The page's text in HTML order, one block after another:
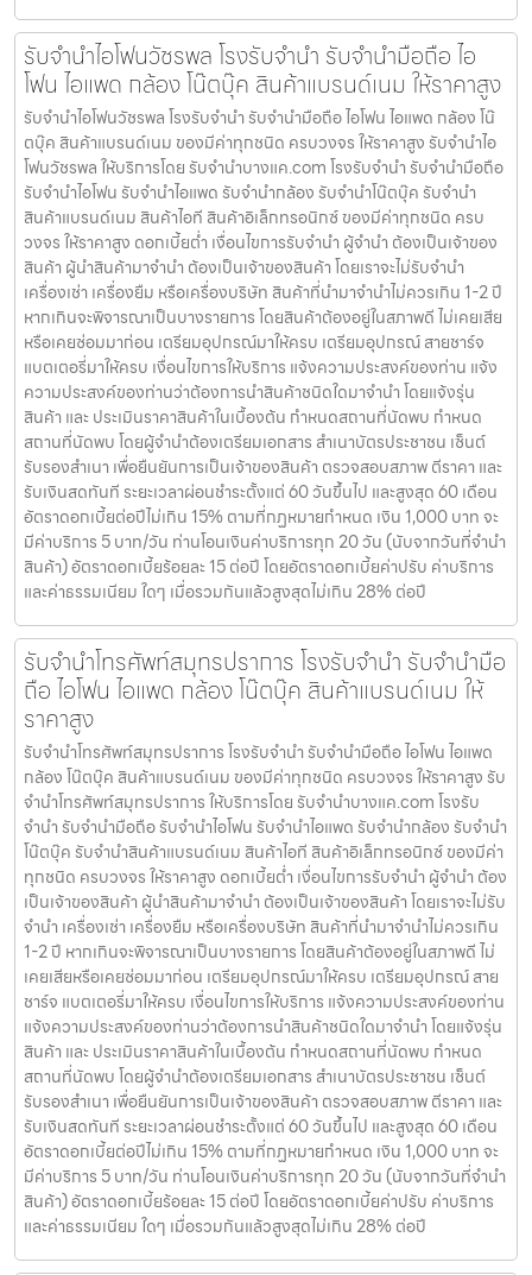
รับจำนำไอโฟนวัชรพล โรงรับจำนำ รับจำนำมือถือ ไอ
โฟน ไอแพด กล้อง โน๊ตบุ๊ค สินค้าแบรนด์เนม ให้ราคาสูง
รับจำนำไอโฟนวัชรพล โรงรับจำนำ รับจำนำมือถือ ไอโฟน ไอแพด กล้อง โน๊
ตบุ๊ค สินค้าแบรนด์เนม ของมีค่าทุกชนิด ครบวงจร ให้ราคาสูง รับจำนำไอ
โฟนวัชรพล ให้บริการโดย รับจํานําบางแค.com โรงรับจำนำ รับจำนำมือถือ
รับจำนำไอโฟน รับจำนำไอแพด รับจำนำกล้อง รับจำนำโน๊ตบุ๊ค รับจำนำ
สินค้าแบรนด์เนม สินค้าไอที สินค้าอิเล็กทรอนิกซ์ ของมีค่าทุกชนิด ครบ
วงจร ให้ราคาสูง ดอกเบี้ยต่ำ เงื่อนไขการรับจำนำ ผู้จำนำ ต้องเป็นเจ้าของ
สินค้า ผู้นำสินค้ามาจำนำ ต้องเป็นเจ้าของสินค้า โดยเราจะไม่รับจำนำ
เครื่องเช่า เครื่องยืม หรือเครื่องบริษัท สินค้าที่นำมาจำนำไม่ควรเกิน 1-2 ปี
หากเกินจะพิจารณาเป็นบางรายการ โดยสินค้าต้องอยู่ในสภาพดี ไม่เคยเสีย
หรือเคยซ่อมมาก่อน เตรียมอุปกรณ์มาให้ครบ เตรียมอุปกรณ์ สายชาร์จ
แบตเตอรี่มาให้ครบ เงื่อนไขการให้บริการ แจ้งความประสงค์ของท่าน แจ้ง
ความประสงค์ของท่านว่าต้องการนำสินค้าชนิดใดมาจำนำ โดยแจ้งรุ่น
สินค้า และ ประเมินราคาสินค้าในเบื้องต้น กำหนดสถานที่นัดพบ กำหนด
สถานที่นัดพบ โดยผู้จำนำต้องเตรียมเอกสาร สำเนาบัตรประชาชน เซ็นต์
รับรองสำเนา เพื่อยืนยันการเป็นเจ้าของสินค้า ตรวจสอบสภาพ ตีราคา และ
รับเงินสดทันที ระยะเวลาผ่อนชำระตั้งแต่ 60 วันขึ้นไป และสูงสุด 60 เดือน
อัตราดอกเบี้ยต่อปีไม่เกิน 15% ตามที่กฏหมายกำหนด เงิน 1,000 บาท จะ
มีค่าบริการ 5 บาท/วัน ท่านโอนเงินค่าบริการทุก 20 วัน (นับจากวันที่จำนำ
สินค้า) อัตราดอกเบี้ยร้อยละ 15 ต่อปี โดยอัตราดอกเบี้ยค่าปรับ ค่าบริการ
และค่าธรรมเนียม ใดๆ เมื่อรวมกันแล้วสูงสุดไม่เกิน 28% ต่อปี
รับจำนำโทรศัพท์สมุทรปราการ โรงรับจำนำ รับจำนำมือ
ถือ ไอโฟน ไอแพด กล้อง โน๊ตบุ๊ค สินค้าแบรนด์เนม ให้
ราคาสูง
รับจำนำโทรศัพท์สมุทรปราการ โรงรับจำนำ รับจำนำมือถือ ไอโฟน ไอแพด
กล้อง โน๊ตบุ๊ค สินค้าแบรนด์เนม ของมีค่าทุกชนิด ครบวงจร ให้ราคาสูง รับ
จำนำโทรศัพท์สมุทรปราการ ให้บริการโดย รับจํานําบางแค.com โรงรับ
จำนำ รับจำนำมือถือ รับจำนำไอโฟน รับจำนำไอแพด รับจำนำกล้อง รับจำนำ
โน๊ตบุ๊ค รับจำนำสินค้าแบรนด์เนม สินค้าไอที สินค้าอิเล็กทรอนิกซ์ ของมีค่า
ทุกชนิด ครบวงจร ให้ราคาสูง ดอกเบี้ยต่ำ เงื่อนไขการรับจำนำ ผู้จำนำ ต้อง
เป็นเจ้าของสินค้า ผู้นำสินค้ามาจำนำ ต้องเป็นเจ้าของสินค้า โดยเราจะไม่รับ
จำนำ เครื่องเช่า เครื่องยืม หรือเครื่องบริษัท สินค้าที่นำมาจำนำไม่ควรเกิน
1-2 ปี หากเกินจะพิจารณาเป็นบางรายการ โดยสินค้าต้องอยู่ในสภาพดี ไม่
เคยเสียหรือเคยซ่อมมาก่อน เตรียมอุปกรณ์มาให้ครบ เตรียมอุปกรณ์ สาย
ชาร์จ แบตเตอรี่มาให้ครบ เงื่อนไขการให้บริการ แจ้งความประสงค์ของท่าน
แจ้งความประสงค์ของท่านว่าต้องการนำสินค้าชนิดใดมาจำนำ โดยแจ้งรุ่น
สินค้า และ ประเมินราคาสินค้าในเบื้องต้น กำหนดสถานที่นัดพบ กำหนด
สถานที่นัดพบ โดยผู้จำนำต้องเตรียมเอกสาร สำเนาบัตรประชาชน เซ็นต์
รับรองสำเนา เพื่อยืนยันการเป็นเจ้าของสินค้า ตรวจสอบสภาพ ตีราคา และ
รับเงินสดทันที ระยะเวลาผ่อนชำระตั้งแต่ 60 วันขึ้นไป และสูงสุด 60 เดือน
อัตราดอกเบี้ยต่อปีไม่เกิน 15% ตามที่กฏหมายกำหนด เงิน 1,000 บาท จะ
มีค่าบริการ 5 บาท/วัน ท่านโอนเงินค่าบริการทุก 20 วัน (นับจากวันที่จำนำ
สินค้า) อัตราดอกเบี้ยร้อยละ 15 ต่อปี โดยอัตราดอกเบี้ยค่าปรับ ค่าบริการ
และค่าธรรมเนียม ใดๆ เมื่อรวมกันแล้วสูงสุดไม่เกิน 28% ต่อปี